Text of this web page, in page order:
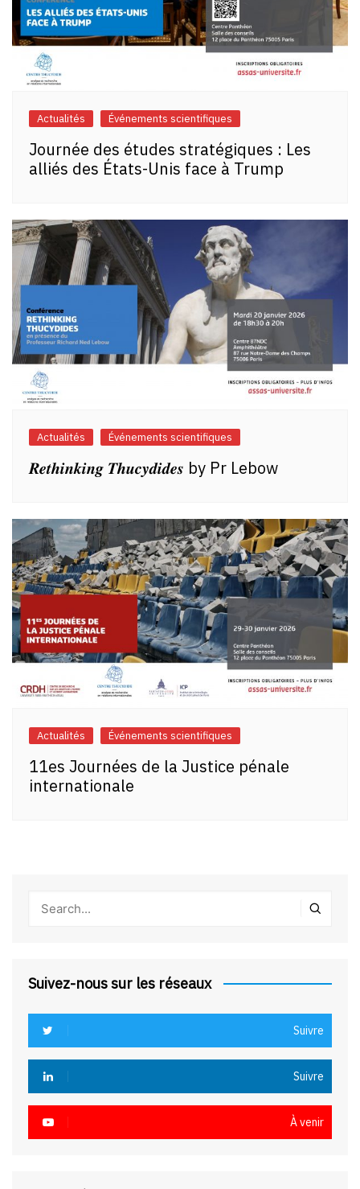
Actualités Événements scientifiques
Journée des études stratégiques : Les
alliés des États-Unis face à Trump
Actualités Événements scientifiques
𝑹𝒆𝒕𝒉𝒊𝒏𝒌𝒊𝒏𝒈 𝑻𝒉𝒖𝒄𝒚𝒅𝒊𝒅𝒆𝒔 by Pr Lebow
Actualités Événements scientifiques
11es Journées de la Justice pénale
internationale
Suivez-nous sur les réseaux
Suivre
Suivre
À venir